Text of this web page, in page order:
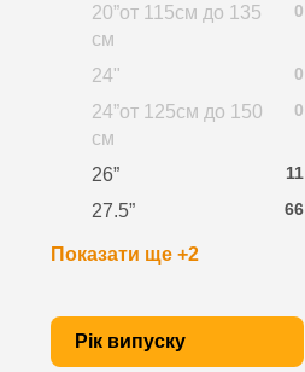
0
20”от 115см до 135
см
0
24"
0
24”от 125см до 150
см
11
26”
66
27.5”
Показати ще +2
Рік випуску